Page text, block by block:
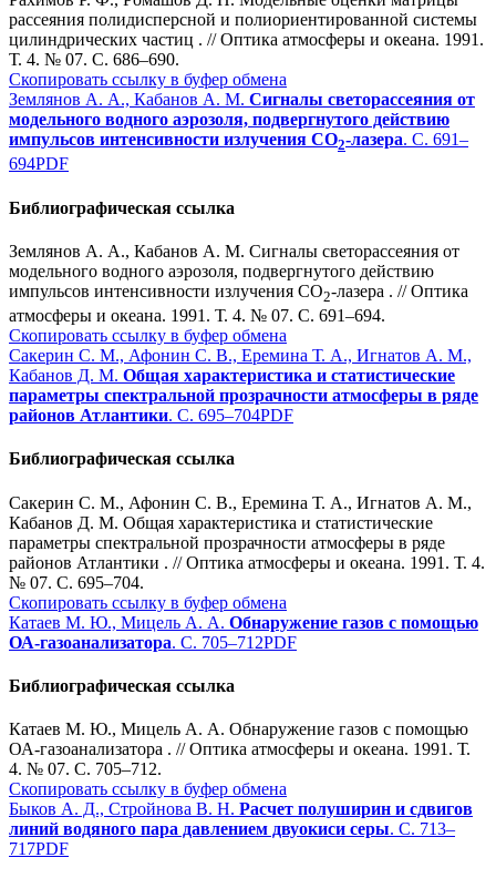
рассеяния полидисперсной и полиориентированной системы
цилиндрических частиц . // Оптика атмосферы и океана. 1991.
Т. 4. № 07. С. 686–690.
Скопировать ссылку в буфер обмена
Землянов А. А., Кабанов А. М. Сигналы светорассеяния от
модельного водного аэрозоля, подвергнутого действию
импульсов интенсивности излучения СО2-лазера. С. 691–
694PDF
Библиографическая ссылка
Землянов А. А., Кабанов А. М. Сигналы светорассеяния от
модельного водного аэрозоля, подвергнутого действию
импульсов интенсивности излучения СО2-лазера . // Оптика
атмосферы и океана. 1991. Т. 4. № 07. С. 691–694.
Скопировать ссылку в буфер обмена
Сакерин С. М., Афонин С. В., Еремина Т. А., Игнатов А. М.,
Кабанов Д. М. Общая характеристика и статистические
параметры спектральной прозрачности атмосферы в ряде
районов Атлантики. С. 695–704PDF
Библиографическая ссылка
Сакерин С. М., Афонин С. В., Еремина Т. А., Игнатов А. М.,
Кабанов Д. М. Общая характеристика и статистические
параметры спектральной прозрачности атмосферы в ряде
районов Атлантики . // Оптика атмосферы и океана. 1991. Т. 4.
№ 07. С. 695–704.
Скопировать ссылку в буфер обмена
Катаев М. Ю., Мицель А. А. Обнаружение газов с помощью
ОА-газоанализатора. С. 705–712PDF
Библиографическая ссылка
Катаев М. Ю., Мицель А. А. Обнаружение газов с помощью
ОА-газоанализатора . // Оптика атмосферы и океана. 1991. Т.
4. № 07. С. 705–712.
Скопировать ссылку в буфер обмена
Быков А. Д., Стройнова В. Н. Расчет полуширин и сдвигов
линий водяного пара давлением двуокиси серы. С. 713–
717PDF